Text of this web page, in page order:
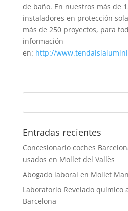
de baño. En nuestros más de
instaladores en protección
más de 250 proyectos, para
información
en: http://
Entradas recientes
Concesionario coches
usados en Mollet del Vallès
Abogado laboral en Mollet
Laboratorio Revelado químico
Barcelona